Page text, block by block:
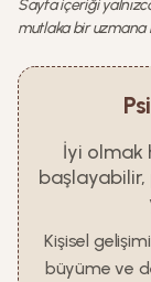
Sayfa içeriği
mutlaka bir uzmana
İyi olmak
Kişisel
büyüme ve